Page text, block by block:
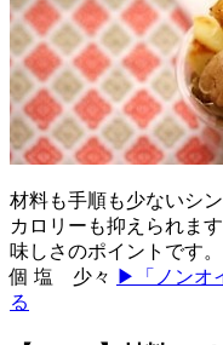
材料も手順も少ないシ
カロリーも抑えられま
味しさのポイントです
個 塩 少々 ▶「ノンオ
る